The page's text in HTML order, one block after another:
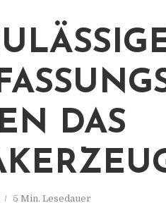
DAS
5 Min. Lesedauer